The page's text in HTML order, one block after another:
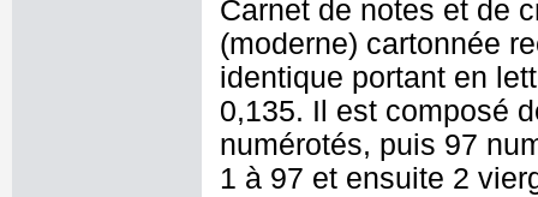
Carnet de notes et de
(moderne) cartonnée
identique portant en
0,135. Il est composé
numérotés, puis 97
1 à 97 et ensuite 2